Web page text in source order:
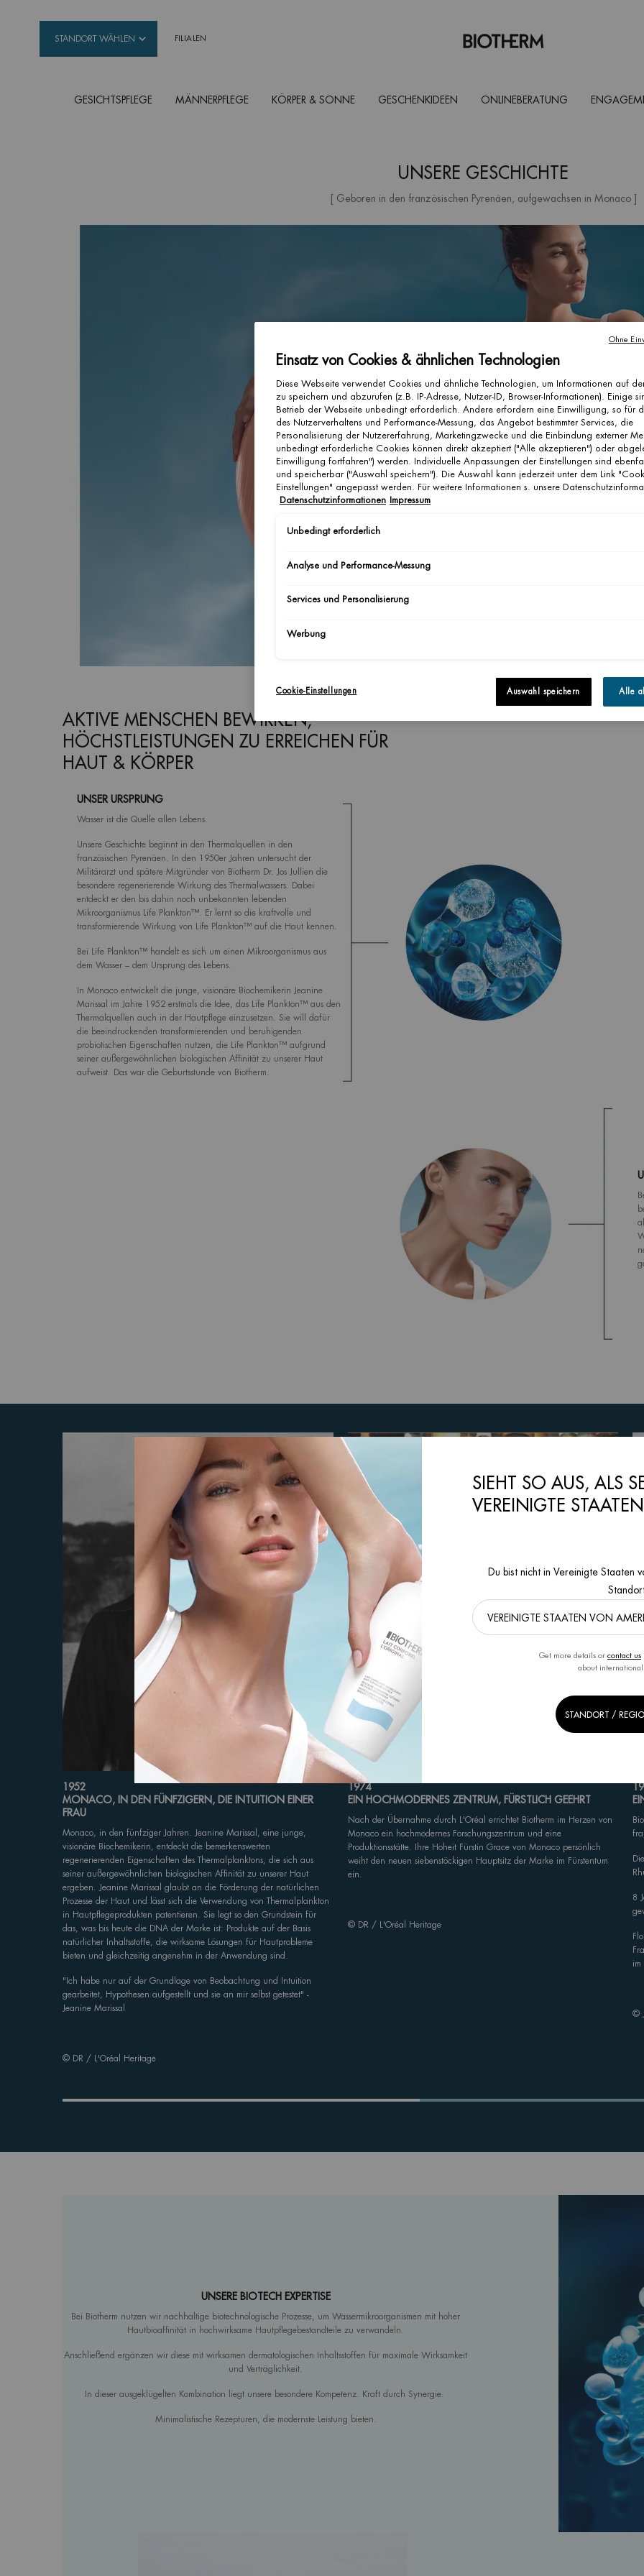
STANDORT WÄHLEN FILIALEN
GESICHTSPFLEGE MÄNNERPFLEGE KÖRPER & SONNE GESCHENKIDEEN ONLINEBERATUNG
UNSERE GESCHICHTE
[ Geboren in den französischen Pyrenäen, aufgewachsen in Monaco ]
AKTIVE MENSCHEN BEWIRKEN,
HÖCHSTLEISTUNGEN ZU ERREICHEN FÜR
HAUT & KÖRPER
UNSER URSPRUNG
Wasser ist die Quelle allen Lebens.
Unsere Geschichte beginnt in den Thermalquellen in den
französischen Pyrenäen. In den 1950er Jahren untersucht der
Militärarzt und spätere Mitgründer von Biotherm Dr. Jos Jullien die
besondere regenerierende Wirkung des Thermalwassers. Dabei
entdeckt er den bis dahin noch unbekannten lebenden
Mikroorganismus Life Plankton™. Er lernt so die kraftvolle und
transformierende Wirkung von Life Plankton™ auf die Haut kennen.
Bei Life Plankton™ handelt es sich um einen Mikroorganismus aus
dem Wasser – dem Ursprung des Lebens.
In Monaco entwickelt die junge, visionäre Biochemikerin Jeanine
Marissal im Jahre 1952 erstmals die Idee, das Life Plankton™ aus den
Thermalquellen auch in der Hautpflege einzusetzen. Sie will dafür
die beeindruckenden transformierenden und beruhigenden
probiotischen Eigenschaften nutzen, die Life Plankton™ aufgrund
seiner außergewöhnlichen biologischen Affinität zu unserer Haut
aufweist. Das war die Geburtsstunde von Biotherm.
​1952
MONACO, IN DEN FÜNFZIGERN, DIE INTUITION EINER
FRAU
Monaco, in den fünfziger Jahren. Jeanine Marissal, eine junge,
visionäre Biochemikerin, entdeckt die bemerkenswerten
regenerierenden Eigenschaften des Thermalplanktons, die sich aus
seiner außergewöhnlichen biologischen Affinität zu unserer Haut
ergeben. Jeanine Marissal glaubt an die Förderung der natürlichen
Prozesse der Haut und lässt sich die Verwendung von Thermalplankton
in Hautpflegeprodukten patentieren. Sie legt so den Grundstein für
das, was bis heute die DNA der Marke ist: Produkte auf der Basis
natürlicher Inhaltsstoffe, die wirksame Lösungen für Hautprobleme
bieten und gleichzeitig angenehm in der Anwendung sind.
"Ich habe nur auf der Grundlage von Beobachtung und Intuition
gearbeitet, Hypothesen aufgestellt und sie an mir selbst getestet" -
Jeanine Marissal
© DR / L'Oréal Heritage ​
1974
EIN HOCHMODERNES ZENTRUM, FÜRSTLICH GEEHRT
Nach der Übernahme durch L'Oréal errichtet Biotherm im Herzen von
Monaco ein hochmodernes Forschungszentrum und eine
Produktionsstätte. Ihre Hoheit Fürstin Grace von Monaco persönlich
weiht den neuen siebenstöckigen Hauptsitz der Marke im Fürstentum
ein.
© DR / L'Oréal Heritage
8
im
©
UNSERE BIOTECH EXPERTISE
Bei Biotherm nutzen wir nachhaltige biotechnologische Prozesse, um Wassermikroorganismen mit hoher
Hautbioaffinität in hochwirksame Hautpflegebestandteile zu verwandeln.
Anschließend ergänzen wir diese mit wirksamen dermatologischen Inhaltsstoffen für maximale Wirksamkeit
und Verträglichkeit.
In dieser ausgeklügelten Kombination liegt unsere besondere Kompetenz. Kraft durch Synergie.
Minimalistische Rezepturen, die modernste Leistung bieten.
Einsatz von Cookies & ähnlichen Technologien
Diese Webseite verwendet Cookies und ähnliche Technologien, um Informationen auf
zu speichern und abzurufen (z.B. IP-Adresse, Nutzer-ID, Browser-Informationen). Einige
Betrieb der Webseite unbedingt erforderlich. Andere erfordern eine Einwilligung, so für
des Nutzerverhaltens und Performance-Messung, das Angebot bestimmter Services, die
Personalisierung der Nutzererfahrung, Marketingzwecke und die Einbindung externer
unbedingt erforderliche Cookies können direkt akzeptiert ("Alle akzeptieren") oder
Einwilligung fortfahren") werden. Individuelle Anpassungen der Einstellungen sind
und speicherbar ("Auswahl speichern"). Die Auswahl kann jederzeit unter dem Link
Einstellungen" angepasst werden. Für weitere Informationen s. unsere
Datenschutzinformationen
Impressum
Unbedingt erforderlich
Analyse und Performance-Messung
Services und Personalisierung
Werbung
Cookie-Einstellungen Auswahl speichern Alle
Ohne
SIEHT SO AUS, ALS
VEREINIGTE
Du bist nicht in Vereinigte Staaten
Get more details or contact us
about international
STANDORT /